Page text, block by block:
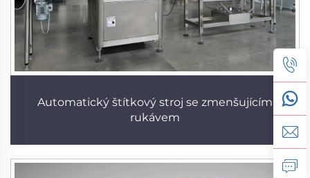
Automatický štítkový stroj se zmenšujícím
rukávem